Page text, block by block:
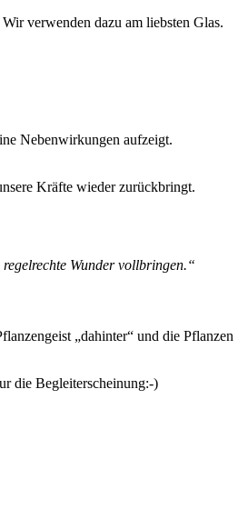
verwenden dazu am liebsten Glas.
Nebenwirkungen aufzeigt.
Kräfte wieder zurückbringt.
Wunder vollbringen.“
„dahinter“ und die Pflanzen
die Begleiterscheinung:-)